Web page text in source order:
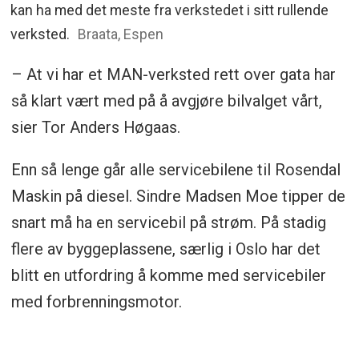
kan ha med det meste fra verkstedet i sitt rullende
verksted. Braata, Espen
– At vi har et MAN-verksted rett over gata har
så klart vært med på å avgjøre bilvalget vårt,
sier Tor Anders Høgaas.
Enn så lenge går alle servicebilene til Rosendal
Maskin på diesel. Sindre Madsen Moe tipper de
snart må ha en servicebil på strøm. På stadig
flere av byggeplassene, særlig i Oslo har det
blitt en utfordring å komme med servicebiler
med forbrenningsmotor.